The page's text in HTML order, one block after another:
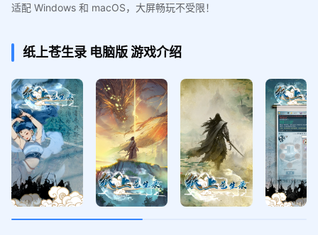
适配 Windows 和 macOS，大屏畅玩不受限！
纸上苍生录 电脑版游戏介绍